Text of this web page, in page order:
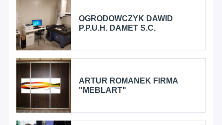
OGRODOWCZYK DAWID
P.P.U.H. DAMET S.C.
ARTUR ROMANEK FIRMA
"MEBLART"